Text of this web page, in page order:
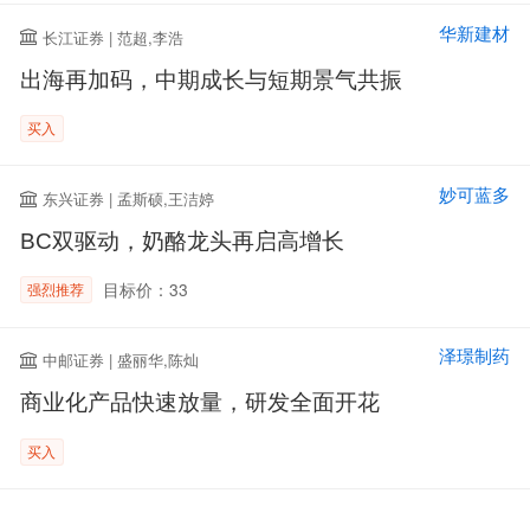
长江证券 | 范超,李浩 华新建材
出海再加码，中期成长与短期景气共振
买入
东兴证券 | 孟斯硕,王洁婷 妙可蓝多
BC双驱动，奶酪龙头再启高增长
强烈推荐 目标价：33
中邮证券 | 盛丽华,陈灿 泽璟制药
商业化产品快速放量，研发全面开花
买入